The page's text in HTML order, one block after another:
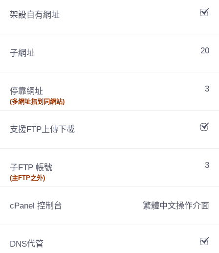
架設自有網址
子網址 20
停靠網址
(多網址指到同網站)
3
支援FTP上傳下載
子FTP 帳號
(主FTP之外)
3
cPanel 控制台 繁體中文操作介面
DNS代管